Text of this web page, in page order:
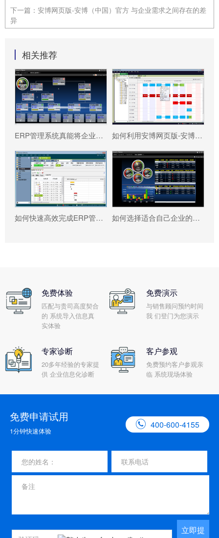
下一篇： 安博网页版-安博（中国）官方 与企业需求之间存在的差
异
相关推荐
ERP管理系统真能将企业数据转化为可执行决策吗? 如何利用安博网页版-安博（中国）官方 系统更好提升企业运营效率?
如何快速高效完成ERP管理系统配置? 如何选择适合自己企业的安博网页版-安博（中国）官方 ?
免费体验
匹配与贵司高度契合
的 系统导入信息真
实体验
免费演示
与销售顾问预约时间
我 们登门为您演示
专家诊断
20多年经验的专家提
供 企业信息化诊断
客户参观
免费预约客户参观亲
临 系统现场体验
免费申请试用
1分钟快速体验
 400-600-4155
立即提